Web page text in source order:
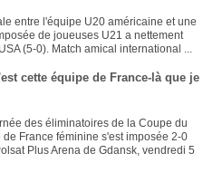
entre l'équipe U20 américaine et une
de joueuses U21 a nettement
(5-0). Match amical international ...
cette équipe de France-là que je
des éliminatoires de la Coupe du
France féminine s'est imposée 2-0
Plus Arena de Gdansk, vendredi 5